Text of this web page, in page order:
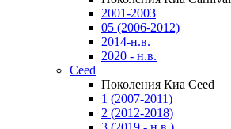
2001-2003
05 (2006-2012)
2014-н.в.
2020 - н.в.
Ceed
Поколения Киа Ceed
1 (2007-2011)
2 (2012-2018)